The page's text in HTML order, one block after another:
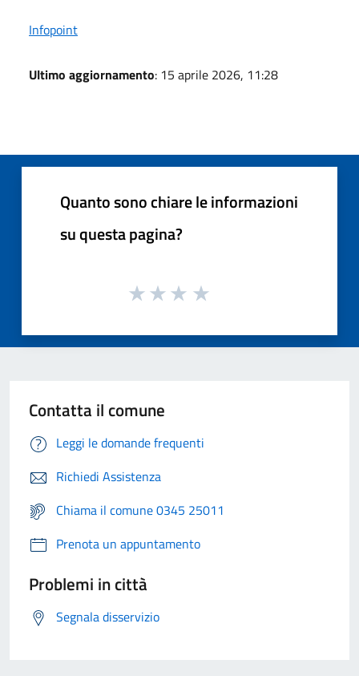
Infopoint
Ultimo aggiornamento: 15 aprile 2026, 11:28
Quanto sono chiare le informazioni
su questa pagina?
Contatta il comune
Leggi le domande frequenti
Richiedi Assistenza
Chiama il comune 0345 25011
Prenota un appuntamento
Problemi in città
Segnala disservizio